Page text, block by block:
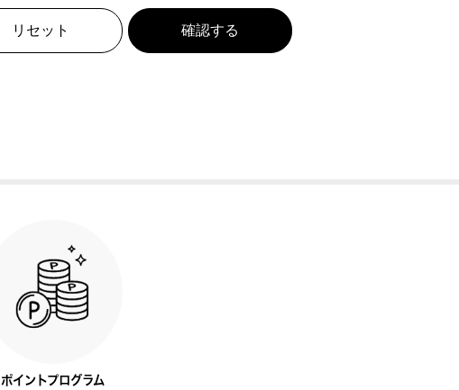
リセット 確認する
ポイントプログラム